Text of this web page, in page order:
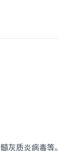
灰质炎病毒等。